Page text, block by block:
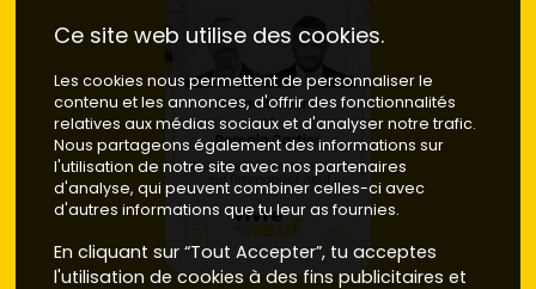
Ce site web utilise des cookies.
Les cookies nous permettent de personnaliser le
contenu et les annonces, d'offrir des fonctionnalités
relatives aux médias sociaux et d'analyser notre trafic.
Nous partageons également des informations sur
l'utilisation de notre site avec nos partenaires
d'analyse, qui peuvent combiner celles-ci avec
d'autres informations que tu leur as fournies.
En cliquant sur “Tout Accepter”, tu acceptes
l'utilisation de cookies à des fins publicitaires et